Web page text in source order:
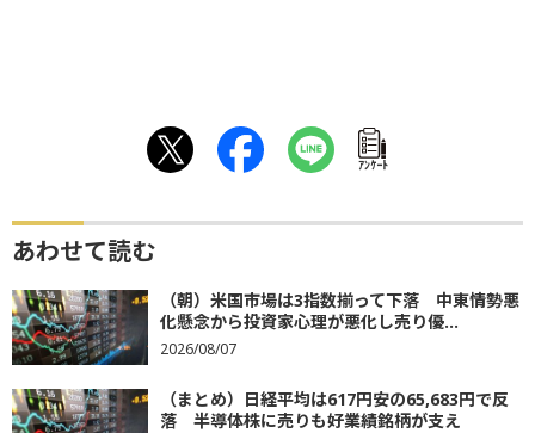
ｱﾝｹｰﾄ
あわせて読む
（朝）米国市場は3指数揃って下落 中東情勢悪
化懸念から投資家心理が悪化し売り優...
2026/08/07
（まとめ）日経平均は617円安の65,683円で反
落 半導体株に売りも好業績銘柄が支え